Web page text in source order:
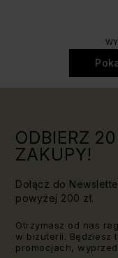
ODBIERZ
ZAKUPY!
Dołącz do
powyżej 200 zł.
Otrzymasz od nas
w biżuterii. Będziesz
promocjach,